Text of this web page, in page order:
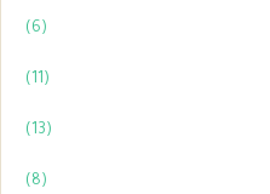
(6)
(11)
(13)
(8)